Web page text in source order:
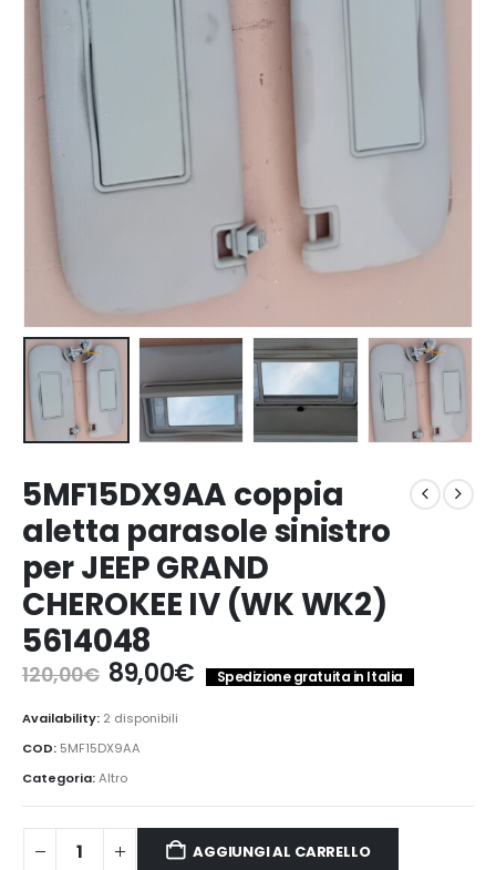
5MF15DX9AA coppia
aletta parasole sinistro
per JEEP GRAND
CHEROKEE IV (WK WK2)
5614048
120,00€ Il
prezzo
originale
era:
120,00€.
89,00€Il
prezzo
Spedizione gratuita in Italia
Availability: 2 disponibili
COD: 5MF15DX9AA
Categoria:Altro
AGGIUNGI AL CARRELLO